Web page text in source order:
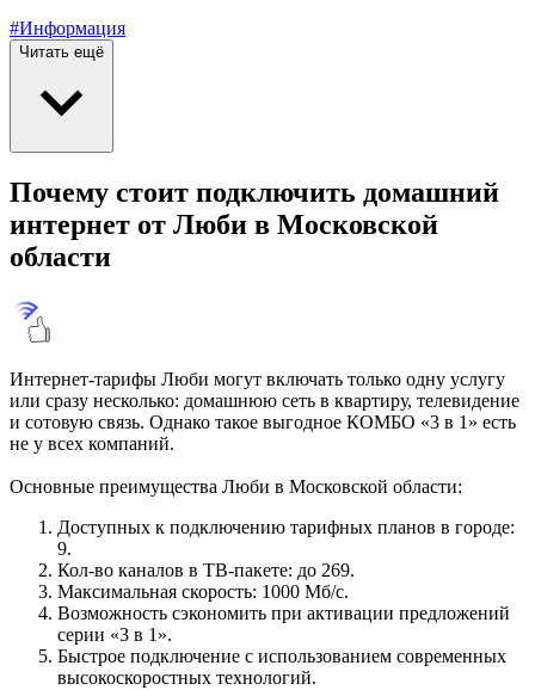
#Информация
Читать ещё
Почему стоит подключить домашний
интернет от Люби в Московской
области
Интернет-тарифы Люби могут включать только одну услугу
или сразу несколько: домашнюю сеть в квартиру, телевидение
и сотовую связь. Однако такое выгодное КОМБО «3 в 1» есть
не у всех компаний.
Основные преимущества Люби в Московской области:
Доступных к подключению тарифных планов в городе:
9.
Кол-во каналов в ТВ-пакете: до 269.
Максимальная скорость: 1000 Мб/с.
Возможность сэкономить при активации предложений
серии «3 в 1».
Быстрое подключение с использованием современных
высокоскоростных технологий.